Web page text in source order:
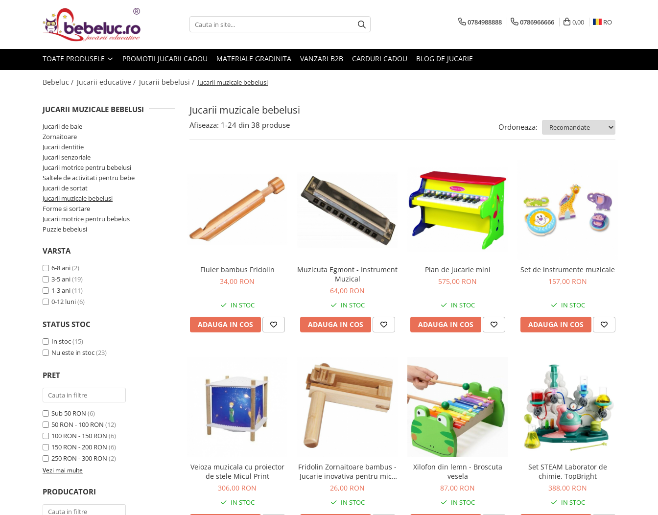
Toate Produsele
Set constructie copii
Jucarii magnetice
Seturi Experimente pentru copii
Organele Corpului Uman
Roboti de jucarie
Jucarii Creativitate
Lucru manual copii
Seturi de desen
Seturi de pictura pentru copii
Nisip kinetic
Jucarii interactive
Proiector pentru copii
Instrumente muzicale pentru copii
Caruseluri muzicale
Bucatarii pentru copii
Papusi de mana
Casa de papusi
Bormasina magica
Costum Halloween Copii
Papusi si Bebelusi Reborn
Animale de jucarie
Jucarii cu Dinozauri
Figurine cu animale domestice
Jucarii Montessori
0784988888 0786966666 0,00 RO
TOATE PRODUSELE PROMOTII JUCARII CADOU MATERIALE GRADINITA VANZARI B2B CARDURI CADOU BLOG DE JUCARIE
Bebeluc / Jucarii educative / Jucarii bebelusi / Jucarii muzicale bebelusi
Jucarii muzicale bebelusi
JUCARII MUZICALE BEBELUSI
Jucarii de baie
Zornaitoare
Jucarii dentitie
Jucarii senzoriale
Jucarii motrice pentru bebelusi
Saltele de activitati pentru bebe
Jucarii de sortat
Jucarii muzicale bebelusi
Forme si sortare
Jucarii motrice pentru bebelus
Puzzle bebelusi
VARSTA
6-8 ani(2)
3-5 ani(19)
1-3 ani(11)
0-12 luni(6)
STATUS STOC
In stoc(15)
Nu este in stoc(23)
PRET
Sub 50 RON (6)
50 RON - 100 RON (12)
100 RON - 150 RON (6)
150 RON - 200 RON (6)
250 RON - 300 RON (2)
Vezi mai multe
PRODUCATORI
Afiseaza: 1-24 din 38 produse Ordoneaza:
Fluier bambus Fridolin
34,00 RON
IN STOC
ADAUGA IN COS
Muzicuta Egmont - Instrument
Muzical
64,00 RON
IN STOC
ADAUGA IN COS
Pian de jucarie mini
575,00 RON
IN STOC
ADAUGA IN COS
Set de instrumente muzicale
157,00 RON
IN STOC
ADAUGA IN COS
Veioza muzicala cu proiector
de stele Micul Print
306,00 RON
IN STOC
Fridolin Zornaitoare bambus -
Jucarie inovativa pentru micii
exploratori
26,00 RON
IN STOC
Xilofon din lemn - Broscuta
vesela
87,00 RON
IN STOC
Set STEAM Laborator de
chimie, TopBright
388,00 RON
IN STOC